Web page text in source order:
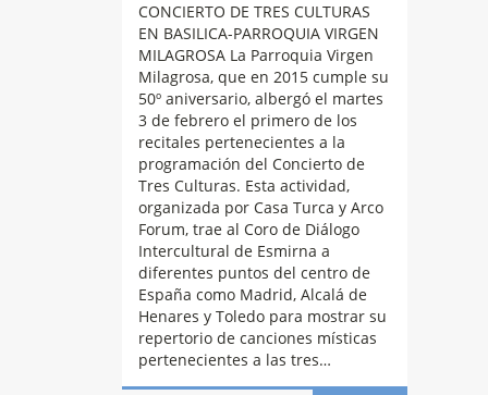
CONCIERTO DE TRES CULTURAS
EN BASILICA-PARROQUIA VIRGEN
MILAGROSA La Parroquia Virgen
Milagrosa, que en 2015 cumple su
50º aniversario, albergó el martes
3 de febrero el primero de los
recitales pertenecientes a la
programación del Concierto de
Tres Culturas. Esta actividad,
organizada por Casa Turca y Arco
Forum, trae al Coro de Diálogo
Intercultural de Esmirna a
diferentes puntos del centro de
España como Madrid, Alcalá de
Henares y Toledo para mostrar su
repertorio de canciones místicas
pertenecientes a las tres…
2ºCONCIERTO DE